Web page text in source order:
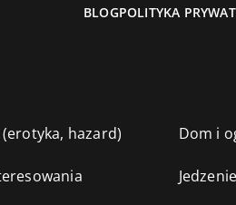
BLOGPOLITYKA
hazard) Dom i